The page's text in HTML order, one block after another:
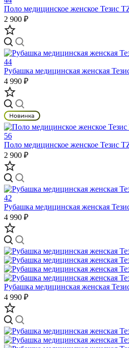
Поло медицинское женское Тезис
2 900 ₽
Рубашка медицинская женская
4 990 ₽
Поло медицинское женское Тезис
2 900 ₽
Рубашка медицинская женская
4 990 ₽
Рубашка медицинская женская
4 990 ₽